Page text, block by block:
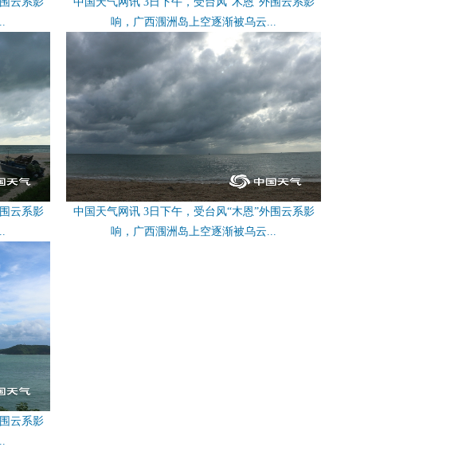
响，广西涠洲岛上空逐渐被乌云...
云系影
中国天气网讯 3日下午，受台风“木恩”外围云系影
响，广西涠洲岛上空逐渐被乌云...
云系影